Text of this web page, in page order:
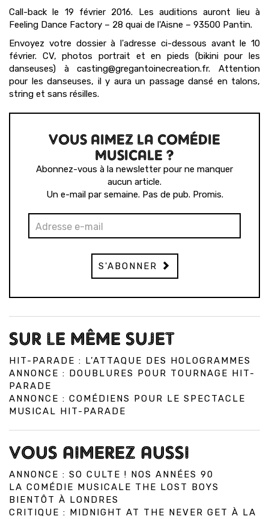
Call-back le 19 février 2016. Les auditions auront lieu à
Feeling Dance Factory – 28 quai de l'Aisne – 93500 Pantin.
Envoyez votre dossier à l'adresse ci-dessous avant le 10
février. CV, photos portrait et en pieds (bikini pour les
danseuses) à casting@gregantoinecreation.fr. Attention
pour les danseuses, il y aura un passage dansé en talons,
string et sans résilles.
VOUS AIMEZ LA COMÉDIE
MUSICALE ?
Abonnez-vous à la newsletter pour ne manquer
aucun article.
Un e-mail par semaine. Pas de pub. Promis.
S'ABONNER
SUR LE MÊME SUJET
HIT-PARADE : L’ATTAQUE DES HOLOGRAMMES
ANNONCE : DOUBLURES POUR TOURNAGE HIT-
PARADE
ANNONCE : COMÉDIENS POUR LE SPECTACLE
MUSICAL HIT-PARADE
VOUS AIMEREZ AUSSI
ANNONCE : SO CULTE ! NOS ANNÉES 90
LA COMÉDIE MUSICALE THE LOST BOYS
BIENTÔT À LONDRES
CRITIQUE : MIDNIGHT AT THE NEVER GET À LA